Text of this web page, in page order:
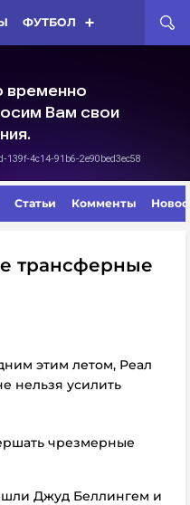
ФУТБОЛ
Статьи Комменты
трансферные
этим летом, Реал
нельзя усилить
чрезмерные
Джуд Беллингем и